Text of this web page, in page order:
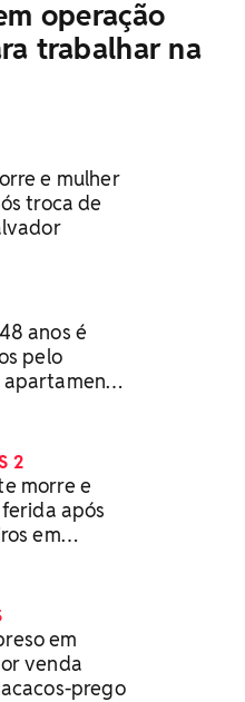
operação
trabalhar na
e mulher
troca de
anos é
pelo
2
morre e
após
em
em
venda
prego